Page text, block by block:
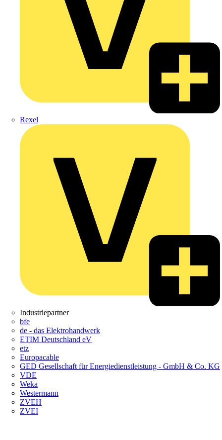
Rexel
Industriepartner
bfe
de - das Elektrohandwerk
ETIM Deutschland eV
etz
Europacable
GED Gesellschaft für Energiedienstleistung - GmbH & Co. KG
VDE
Weka
Westermann
ZVEH
ZVEI